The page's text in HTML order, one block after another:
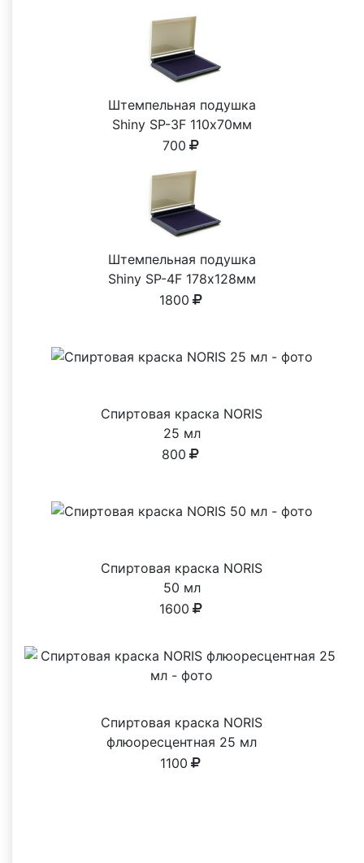
Штемпельная подушка
Shiny SP-3F 110х70мм
700
Штемпельная подушка
Shiny SP-4F 178х128мм
1800
Спиртовая краска NORIS
25 мл
800
Спиртовая краска NORIS
50 мл
1600
Спиртовая краска NORIS
флюоресцентная 25 мл
1100